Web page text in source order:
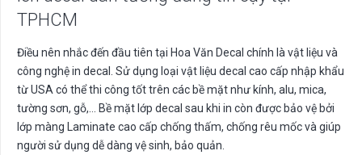
TPHCM
Điều nên nhắc đến đầu tiên tại Hoa Văn Decal chính là vật liệu và
công nghệ in decal. Sử dụng loại vật liệu decal cao cấp nhập khẩu
từ USA có thể thi công tốt trên các bề mặt như kính, alu, mica,
tường sơn, gỗ,… Bề mặt lớp decal sau khi in còn được bảo vệ bởi
lớp màng Laminate cao cấp chống thấm, chống rêu mốc và giúp
người sử dụng dễ dàng vệ sinh, bảo quản.